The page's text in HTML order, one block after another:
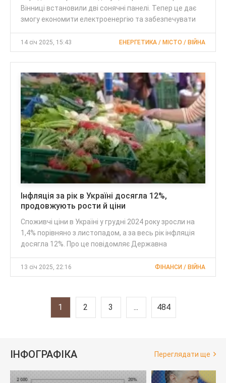
Вінниці встановили дві сонячні панелі. Тепер це дає
змогу економити електроенергію та забезпечувати
14 січ 2025, 15:43 ЕНЕРГЕТИКА / МІСТО / ВІЙНА
Інфляція за рік в Україні досягла 12%,
продовжують рости й ціни
Споживчі ціни в Україні у грудні 2024 року зросли на
1,4% порівняно з листопадом, а за весь рік інфляція
досягла 12%. Про це повідомляє Державна
13 січ 2025, 22:16 ФІНАНСИ / ВІЙНА
1 2 3 ... 484
ІНФОГРАФІКА Переглядати ще